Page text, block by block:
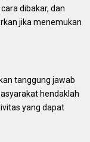
dibakar, dan
jika menemukan
tanggung jawab
hendaklah
yang dapat